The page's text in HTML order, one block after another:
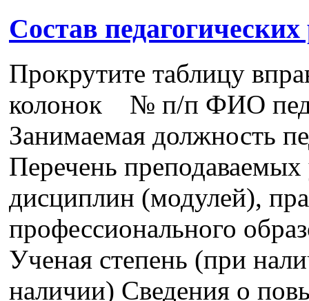
Состав
Прокрутите таблицу
колонок № п/п ФИО
Занимаемая должность
Перечень
дисциплин (модулей),
профессионального
Ученая степень (при
наличии) Сведения о